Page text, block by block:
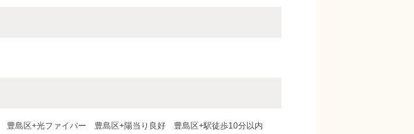
豊島区+光ファイバー 豊島区+陽当り良好 豊島区+駅徒歩10分以内